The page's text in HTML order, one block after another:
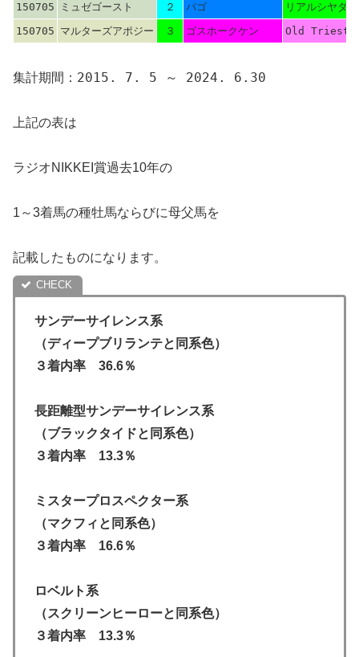
150705 ミュゼゴースト ２ バゴ
リアルシヤダイ
150705 マルターズアポジー ３ ゴスホークケン Old Trieste
集計期間：2015. 7. 5 ～ 2024. 6.30
上記の表は
ラジオNIKKEI賞過去10年の
1～3着馬の種牡馬ならびに母父馬を
記載したものになります。
サンデーサイレンス系
（ディープブリランテと同系色）
３着内率 36.6％
長距離型サンデーサイレンス系
（ブラックタイドと同系色）
３着内率 13.3％
ミスタープロスペクター系
（マクフィと同系色）
３着内率 16.6％
ロベルト系
（スクリーンヒーローと同系色）
３着内率 13.3％